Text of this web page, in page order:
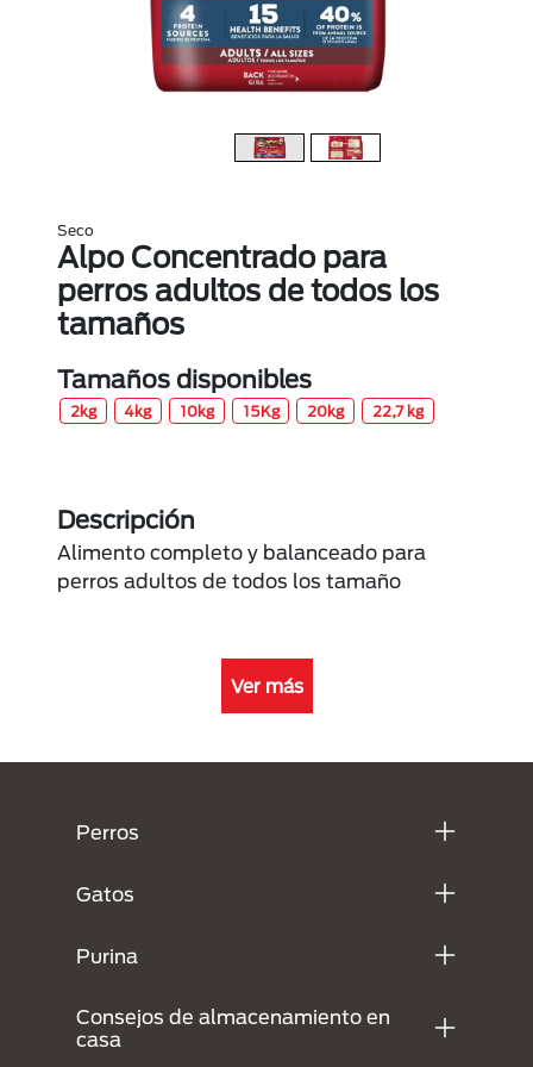
Seco
Alpo Concentrado para
perros adultos de todos los
tamaños
Tamaños disponibles
2kg 4kg 10kg 15Kg 20kg 22,7 kg
Descripción
Alimento completo y balanceado para
perros adultos de todos los tamaño
Ver más
Perros
Gatos
Purina
Consejos de almacenamiento en
casa